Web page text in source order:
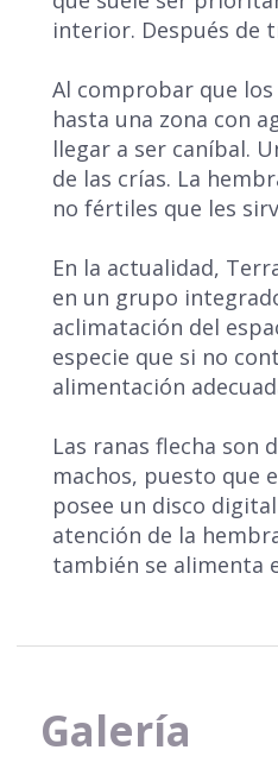
interior. Después de
Al comprobar que
hasta una zona con
llegar a ser caníbal.
de las crías. La
no fértiles que les
En la actualidad,
en un grupo
aclimatación del
especie que si no
alimentación
Las ranas flecha son
machos, puesto que
posee un disco
atención de la
también se alimenta
Galería